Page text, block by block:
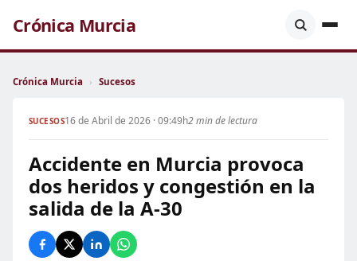
Crónica Murcia
Crónica Murcia › Sucesos
SUCESOS16 de Abril de 2026 · 09:49h2 min de lectura
Accidente en Murcia provoca
dos heridos y congestión en la
salida de la A-30